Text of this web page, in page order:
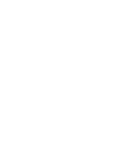
近全军覆没。
300多名的日军精锐